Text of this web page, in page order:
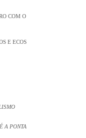
COM O
E ECOS
A PONTA